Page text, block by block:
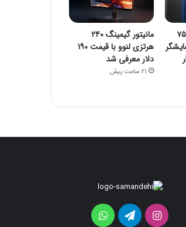
۷۵۰۰
مانیتور گیمینگ ۲۴۰
هرتزی لنوو با قیمت ۱۹۰
دلار معرفی شد
21 ساعت پیش
اینستاگرامتلگرام واتس